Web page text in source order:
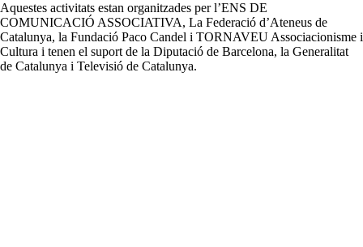
Aquestes activitats estan organitzades per l’ENS DE
COMUNICACIÓ ASSOCIATIVA, La Federació d’Ateneus de
Catalunya, la Fundació Paco Candel i TORNAVEU Associacionisme i
Cultura i tenen el suport de la Diputació de Barcelona, la Generalitat
de Catalunya i Televisió de Catalunya.